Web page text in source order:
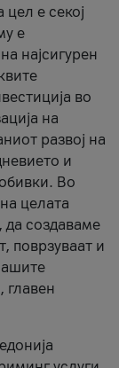
е секој
е
најсигурен
во
на
развој на
и
Во
целата
да создаваме
поврзуваат и
главен